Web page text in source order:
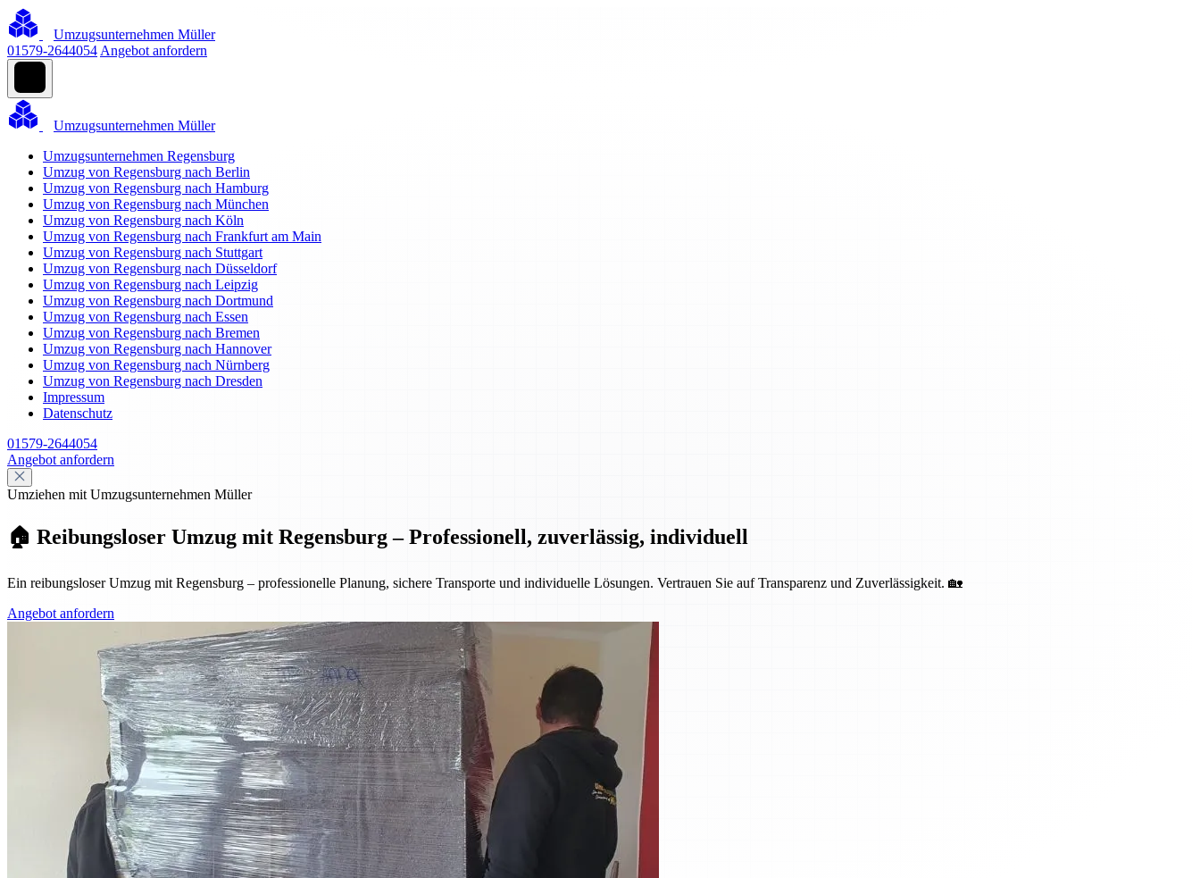
Umzugsunternehmen Müller
01579-2644054 Angebot anfordern
Umzugsunternehmen Müller
Umzugsunternehmen Regensburg
Umzug von Regensburg nach Berlin
Umzug von Regensburg nach Hamburg
Umzug von Regensburg nach München
Umzug von Regensburg nach Köln
Umzug von Regensburg nach Frankfurt am Main
Umzug von Regensburg nach Stuttgart
Umzug von Regensburg nach Düsseldorf
Umzug von Regensburg nach Leipzig
Umzug von Regensburg nach Dortmund
Umzug von Regensburg nach Essen
Umzug von Regensburg nach Bremen
Umzug von Regensburg nach Hannover
Umzug von Regensburg nach Nürnberg
Umzug von Regensburg nach Dresden
Impressum
Datenschutz
01579-2644054
Angebot anfordern
Umziehen mit Umzugsunternehmen Müller
🏠 Reibungsloser Umzug mit Regensburg – Professionell, zuverlässig, individuell
Ein reibungsloser Umzug mit Regensburg – professionelle Planung, sichere Transporte und individuelle Lösungen. Vertrauen Sie auf Transparenz und Zuverlässigkeit. 🏡
Angebot anfordern